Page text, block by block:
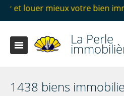
bien immobilier avec la
La Perle
1438 biens